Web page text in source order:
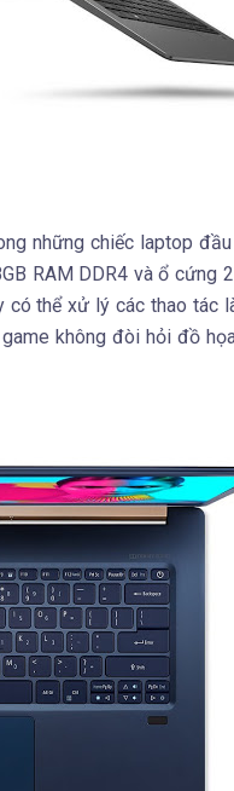
những chiếc laptop
RAM DDR4 và ổ cứng
thể xử lý các thao tác
không đòi hỏi đồ